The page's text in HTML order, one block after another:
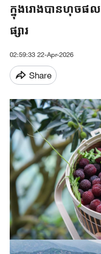
ក្នុងរោងបានហុចផ
ផ្សារ
02:59:33 22-Apr-2026
Share